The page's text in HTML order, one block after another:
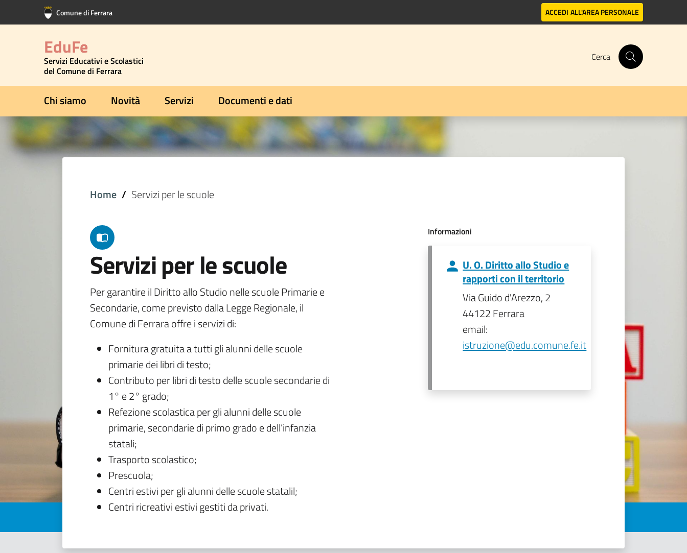
Vai al contenuto principale
Vai al footer Comune di Ferrara ACCEDI ALL'AREA PERSONALE
EduFe
Servizi Educativi e Scolastici
del Comune di Ferrara
Cerca
Chi siamo Novità Servizi Documenti e dati
Home Servizi per le scuole
Servizi per le scuole
Per garantire il Diritto allo Studio nelle scuole Primarie e
Secondarie, come previsto dalla Legge Regionale, il
Comune di Ferrara offre i servizi di:
Fornitura gratuita a tutti gli alunni delle scuole
primarie dei libri di testo;
Contributo per libri di testo delle scuole secondarie di
1° e 2° grado;
Refezione scolastica per gli alunni delle scuole
primarie, secondarie di primo grado e dell’infanzia
statali;
Trasporto scolastico;
Prescuola;
Centri estivi per gli alunni delle scuole statalil;
Centri ricreativi estivi gestiti da privati.
Informazioni
U. O. Diritto allo Studio e
rapporti con il territorio
Via Guido d'Arezzo, 2
44122 Ferrara
email:
istruzione@edu.comune.fe.it